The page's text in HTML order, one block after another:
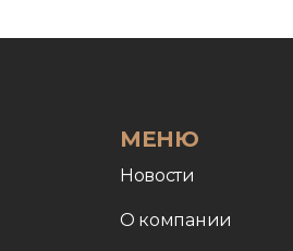
МЕНЮ
Новости
О компании